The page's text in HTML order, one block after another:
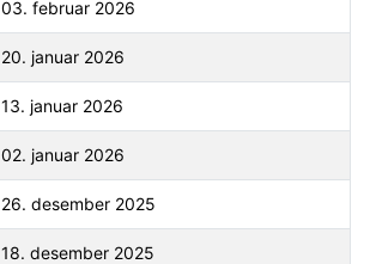
03. februar 2026
20. januar 2026
13. januar 2026
02. januar 2026
26. desember 2025
18. desember 2025